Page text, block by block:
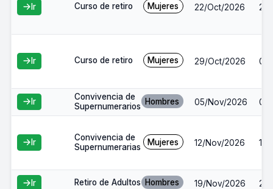
Ir Curso de retiro Mujeres 22/Oct/2026
Ir Curso de retiro Mujeres 29/Oct/2026
Ir
Convivencia de
Supernumerarios Hombres 05/Nov/2026
Ir
Convivencia de
Supernumerarias
Mujeres 12/Nov/2026
Ir Retiro de Adultos Hombres 19/Nov/2026